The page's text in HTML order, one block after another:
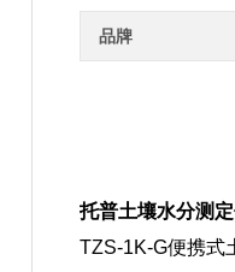
品牌
托普土壤水分测
TZS-1K-G便携式